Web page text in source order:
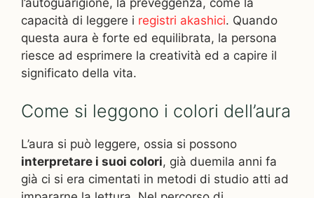
l’autoguarigione, la preveggenza, come la
capacità di leggere i registri akashici. Quando
questa aura è forte ed equilibrata, la persona
riesce ad esprimere la creatività ed a capire il
significato della vita.
Come si leggono i colori dell’aura
L’aura si può leggere, ossia si possono
interpretare i suoi colori, già duemila anni fa
già ci si era cimentati in metodi di studio atti ad